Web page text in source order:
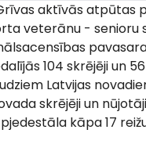
aktīvās atpūtas
veterānu - senioru
104 skrējēji un
Latvijas
skrējēji un
kāpa 17